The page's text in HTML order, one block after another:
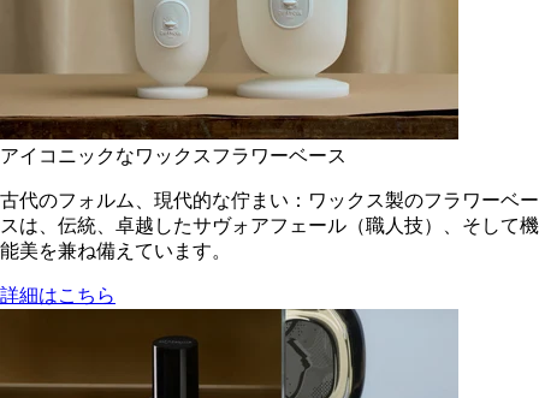
アイコニックなワックスフラワーベース
古代のフォルム、現代的な佇まい：ワックス製のフラワーベー
スは、伝統、卓越したサヴォアフェール（職人技）、そして機
能美を兼ね備えています。
詳細はこちら